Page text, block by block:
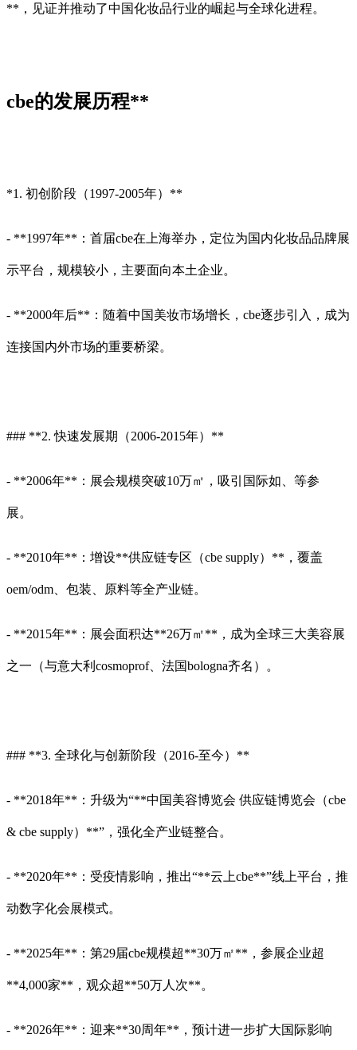
**，见证并推动了中国化妆品行业的崛起与全球化进程。
cbe的发展历程**
*1. 初创阶段（1997-2005年）**
- **1997年**：首届cbe在上海举办，定位为国内化妆品品牌展
示平台，规模较小，主要面向本土企业。
- **2000年后**：随着中国美妆市场增长，cbe逐步引入，成为
连接国内外市场的重要桥梁。
### **2. 快速发展期（2006-2015年）**
- **2006年**：展会规模突破10万㎡，吸引国际如、等参
展。
- **2010年**：增设**供应链专区（cbe supply）**，覆盖
oem/odm、包装、原料等全产业链。
- **2015年**：展会面积达**26万㎡**，成为全球三大美容展
之一（与意大利cosmoprof、法国bologna齐名）。
### **3. 全球化与创新阶段（2016-至今）**
- **2018年**：升级为“**中国美容博览会 供应链博览会（cbe
& cbe supply）**”，强化全产业链整合。
- **2020年**：受疫情影响，推出“**云上cbe**”线上平台，推
动数字化会展模式。
- **2025年**：第29届cbe规模超**30万㎡**，参展企业超
**4,000家**，观众超**50万人次**。
- **2026年**：迎来**30周年**，预计进一步扩大国际影响